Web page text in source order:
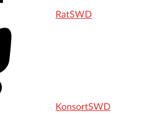
RatSWD
KonsortSWD